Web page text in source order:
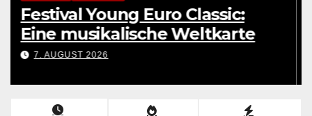
Festival Young Euro Classic:
Eine musikalische Weltkarte
7. AUGUST 2026